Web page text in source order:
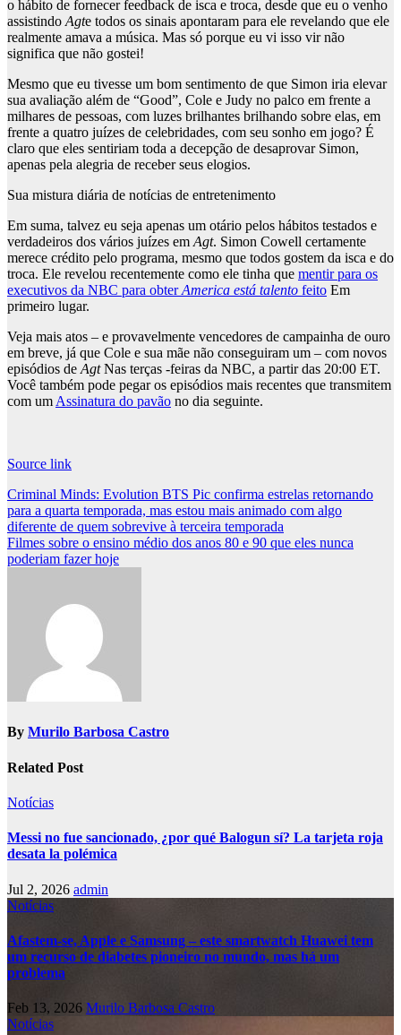
o hábito de fornecer feedback de isca e troca, desde que eu o venho
assistindo Agte todos os sinais apontaram para ele revelando que ele
realmente amava a música. Mas só porque eu vi isso vir não
significa que não gostei!
Mesmo que eu tivesse um bom sentimento de que Simon iria elevar
sua avaliação além de “Good”, Cole e Judy no palco em frente a
milhares de pessoas, com luzes brilhantes brilhando sobre elas, em
frente a quatro juízes de celebridades, com seu sonho em jogo? É
claro que eles sentiriam toda a decepção de desaprovar Simon,
apenas pela alegria de receber seus elogios.
Sua mistura diária de notícias de entretenimento
Em suma, talvez eu seja apenas um otário pelos hábitos testados e
verdadeiros dos vários juízes em Agt. Simon Cowell certamente
merece crédito pelo programa, mesmo que todos gostem da isca e do
troca. Ele revelou recentemente como ele tinha que mentir para os
executivos da NBC para obterAmerica está talento feito Em
primeiro lugar.
Veja mais atos – e provavelmente vencedores de campainha de ouro
em breve, já que Cole e sua mãe não conseguiram um – com novos
episódios de AgtNas terças -feiras da NBC, a partir das 20:00 ET.
Você também pode pegar os episódios mais recentes que transmitem
com um Assinatura do pavão no dia seguinte.
Source link
Post
navigation
Criminal Minds: Evolution BTS Pic confirma estrelas retornando
para a quarta temporada, mas estou mais animado com algo
diferente de quem sobrevive à terceira temporada
Filmes sobre o ensino médio dos anos 80 e 90 que eles nunca
poderiam fazer hoje
By Murilo Barbosa Castro
Related Post
Notícias
Messi no fue sancionado, ¿por qué Balogun sí? La tarjeta roja
desata la polémica
Jul 2, 2026 admin
Notícias
Afastem-se, Apple e Samsung – este smartwatch Huawei tem
um recurso de diabetes pioneiro no mundo, mas há um
problema
Feb 13, 2026 Murilo Barbosa Castro
Notícias